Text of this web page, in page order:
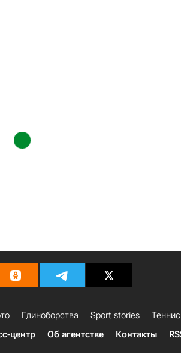
Единоборства Sport stories Теннис
центр Об агентстве Контакты